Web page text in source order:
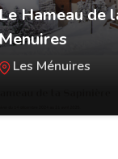
Hameau de
Les Ménuires